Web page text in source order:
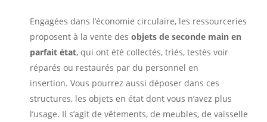
Engagées dans l’économie circulaire, les ressourceries
proposent à la vente des objets de seconde main en
parfait état, qui ont été collectés, triés, testés voir
réparés ou restaurés par du personnel en
insertion. Vous pourrez aussi déposer dans ces
structures, les objets en état dont vous n’avez plus
l’usage. Il s’agit de vêtements, de meubles, de vaisselle